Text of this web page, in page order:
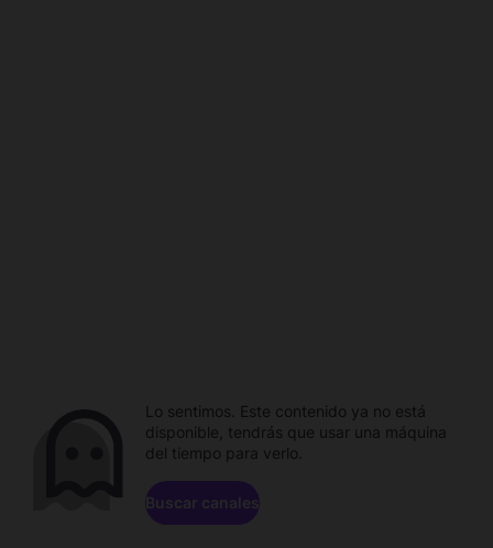
Lo sentimos. Este contenido ya no está
disponible, tendrás que usar una máquina
del tiempo para verlo.
Buscar canales